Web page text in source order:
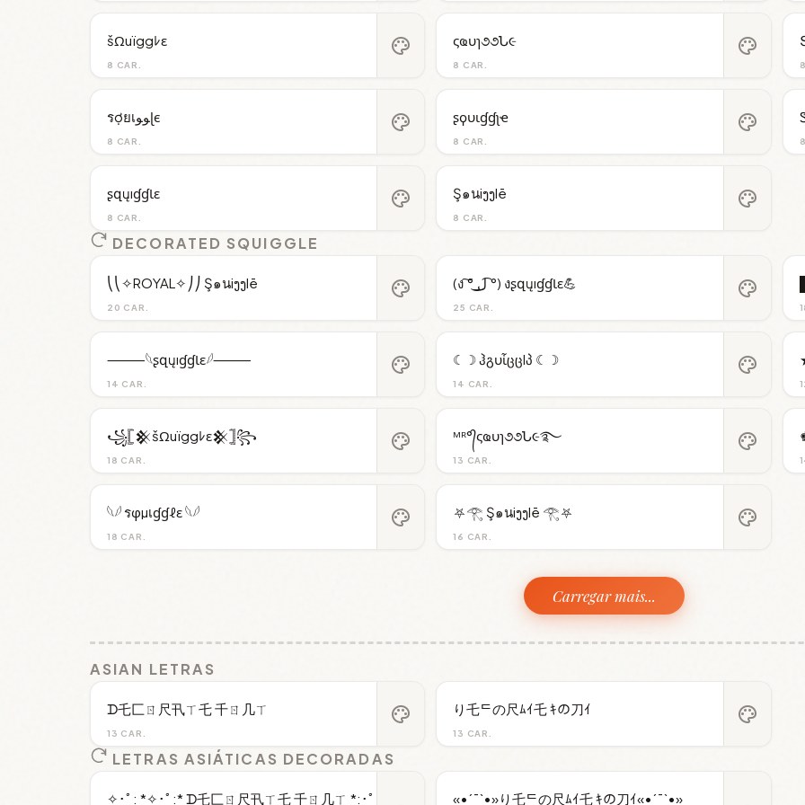
8 CAR.
šΩuïggﾚε palette
8 CAR.
ςҩυɿ૭૭Ն૯ palette
8 CAR.
รợยเﻮﻮɭє palette
8 CAR.
ʂϙυιɠɠʅҽ palette
8 CAR.
ʂզųıɠɠƖɛ palette
8 CAR.
Ş๑นiງງlē palette
DECORATED SQUIGGLE
20 CAR.
⎝⎝✧ROYAL✧⎠⎠ Ş๑นiງງlē palette
25 CAR.
(ง ͠° ͟ل͜ ͡°) งʂզųıɠɠƖɛ💪 palette
14 CAR.
⸻𓆩ʂզųıɠɠƖɛ𓆪⸻ palette
14 CAR.
☾☽ ჰგυἶცცlპ ☾☽ palette
18 CAR.
꧁𓊈𒆜šΩuïggﾚε𒆜𓊉꧂ palette
13 CAR.
ᴹᴿ°᭄ςҩυɿ૭૭Ն૯࿐ palette
18 CAR.
𓆩𓆪 รφµเɠɠℓε 𓆩𓆪 palette
16 CAR.
⛧𓂀 Ş๑นiງງlē 𓂀⛧ palette
Carregar mais...
ASIAN LETRAS
13 CAR.
ᗪ乇匚ㄖ尺卂ㄒ乇 千ㄖ几ㄒ palette
13 CAR.
り乇ᄃの尺ﾑｲ乇 ｷの刀ｲ palette
LETRAS ASIÁTICAS DECORADAS
✧･ﾟ: *✧･ﾟ:* ᗪ乇匚ㄖ尺卂ㄒ乇 千ㄖ几ㄒ *:･ﾟ
«•´¯`•»り乇ᄃの尺ﾑｲ乇 ｷの刀ｲ«•´¯`•»